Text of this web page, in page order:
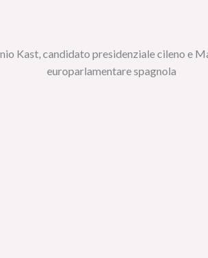
Kast, candidato presidenziale cileno e
europarlamentare spagnola